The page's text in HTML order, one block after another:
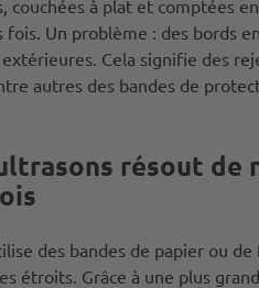
couchées à plat et comptées
fois. Un problème : des bords
Cela signifie des
autres des bandes de
résout de
des bandes de papier ou
étroits. Grâce à une plus